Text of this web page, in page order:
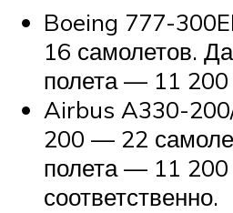
Boeing 777-
16 самолетов.
полета — 11 200
Airbus A330-
200 — 22
полета — 11
соответственно.